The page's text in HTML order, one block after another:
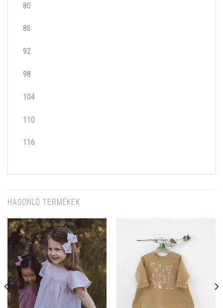
80
86
92
98
104
110
116
HASONLÓ TERMÉKEK